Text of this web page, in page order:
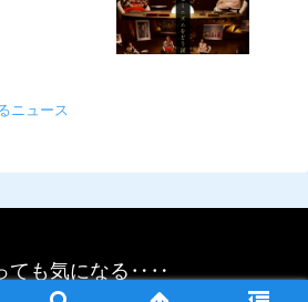
ニュース
ても気になる‥‥